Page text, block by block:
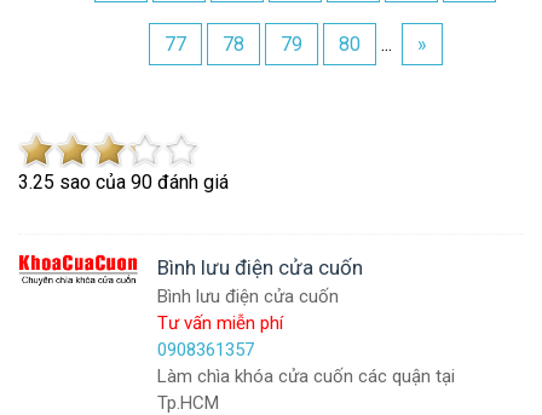
77 78 79 80 ... »
3.25 sao của 90 đánh giá
Bình lưu điện cửa cuốn
Bình lưu điện cửa cuốn
Tư vấn miễn phí
0908361357
Làm chìa khóa cửa cuốn các quận tại
Tp.HCM